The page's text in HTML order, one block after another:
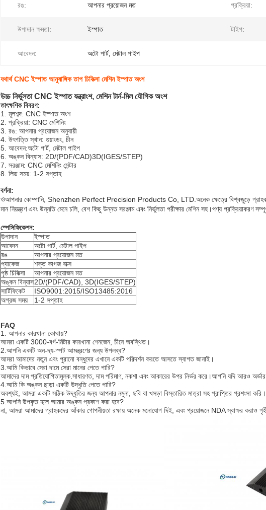
রঙ: আপনার প্রয়োজন মত প্রক্রিয়া:
উপাদান ক্ষমতা: ইস্পাত টাইপ:
আবেদন: অটো পার্ট, মেটাল পাইপ
যথার্থ CNC ইস্পাত আনুষাঙ্গিক তাপ চিকিত্সা মেশিন ইস্পাত অংশ
উচ্চ নির্ভুলতা CNC ইস্পাত যন্ত্রাংশ, মেশিন টার্ন-মিল যৌগিক অংশ
তাৎক্ষণিক বিবরণ:
1. মূলশব্দ: CNC ইস্পাত অংশ
2. প্রক্রিয়া: CNC মেশিনিং
3. রঙ: আপনার প্রয়োজন অনুযায়ী
4. উৎপত্তি স্থান: গুয়াংডং, চীন
5. আবেদন:অটো পার্ট, মেটাল পাইপ
6. অঙ্কন বিন্যাস: 2D/(PDF/CAD)3D(IGES/STEP)
7. সরঞ্জাম: CNC মেশিনিং সেন্টার
8. লিড সময়: 1-2 সপ্তাহ
বর্ণনা:
ওআপনার কোম্পানি, Shenzhen Perfect Precision Products Co, LTD.অনেক ক্ষেত্রে বিশ্বজুড়ে গ্রাহকদের
মান নিয়ন্ত্রণ এবং উন্নতি মেনে চলি, বেশ কিছু উন্নত সরঞ্জাম এবং নির্ভুলতা পরীক্ষার মেশিন সহ।পণ্য প্রক্রিয়াকরণ
স্পেসিফিকেশন:
উপাদান
ইস্পাত
আবেদন
অটো পার্ট, মেটাল পাইপ
রঙ
আপনার প্রয়োজন মত
প্যাকেজ
শক্ত কাগজ বাক্স
পৃষ্ঠ চিকিত্সা
আপনার প্রয়োজন মত
অঙ্কন বিন্যাস2D/(PDF/CAD), 3D(IGES/STEP)
সার্টিফিকেট
ISO9001:2015/ISO13485:2016
অগ্রজ সময়
1-2 সপ্তাহ
FAQ
1. আপনার কারখানা কোথায়?
আমরা একটি 3000-বর্গ-মিটার কারখানা শেনজেন, চীনে অবস্থিত।
2. আপনি একটি অন-দ্য-স্পট আমন্ত্রণের জন্য উপলব্ধ?
আমরা আমাদের নতুন এবং পুরানো বন্ধুদের এখানে একটি পরিদর্শন করতে আসতে স্বাগত জানাই।
3. আমি কিভাবে সেরা দামে সেরা মানের পেতে পারি?
আমাদের দাম প্রতিযোগিতামূলক.সাধারণত, দাম পরিমাণ, নকশা এবং আকারের উপর নির্ভর করে।আপনি যদি আরও
4. আমি কি অঙ্কন ছাড়া একটি উদ্ধৃতি পেতে পারি?
অবশ্যই, আমরা একটি সঠিক উদ্ধৃতির জন্য আপনার নমুনা, ছবি বা খসড়া বিস্তারিত মাত্রা সহ প্রাপ্তির প্রশংসা করি।
5. আপনি উপকৃত হলে আমার অঙ্কন প্রকাশ করা হবে?
না, আমরা আমাদের গ্রাহকদের আঁকার গোপনীয়তা রক্ষায় অনেক মনোযোগ দিই, এবং প্রয়োজনে NDA স্বাক্ষর করাও